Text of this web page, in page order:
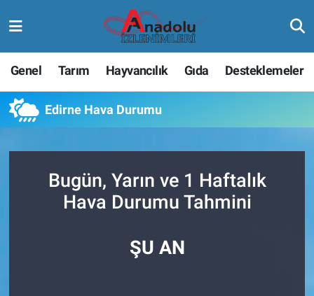
Genel Tarım Hayvancılık Gıda Desteklemeler
Edirne Hava Durumu
Bugün, Yarın ve 1 Haftalık
Hava Durumu Tahmini
ŞU AN